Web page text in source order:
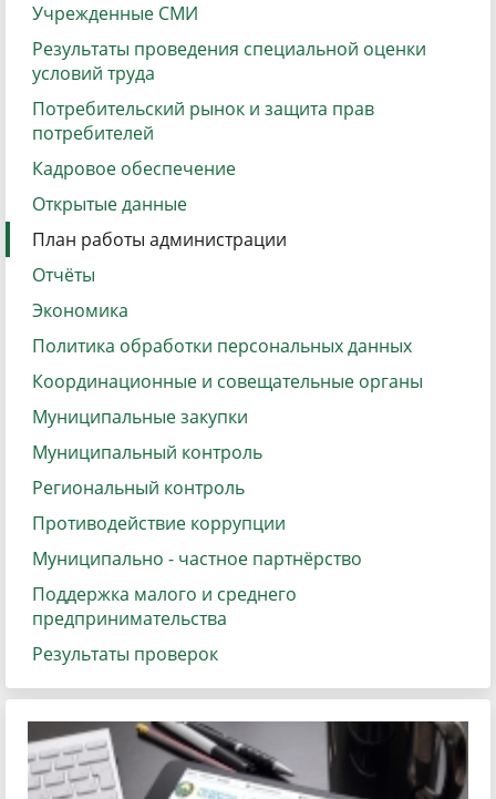
Учрежденные СМИ
Результаты проведения специальной оценки
условий труда
Потребительский рынок и защита прав
потребителей
Кадровое обеспечение
Открытые данные
План работы администрации
Отчёты
Экономика
Политика обработки персональных данных
Координационные и совещательные органы
Муниципальные закупки
Муниципальный контроль
Региональный контроль
Противодействие коррупции
Муниципально - частное партнёрство
Поддержка малого и среднего
предпринимательства
Результаты проверок